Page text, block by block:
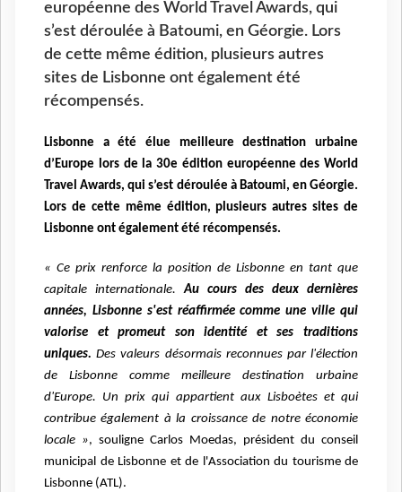
européenne des World Travel Awards, qui
s’est déroulée à Batoumi, en Géorgie. Lors
de cette même édition, plusieurs autres
sites de Lisbonne ont également été
récompensés.
Lisbonne a été élue meilleure destination urbaine
d’Europe lors de la 30e édition européenne des World
Travel Awards, qui s’est déroulée à Batoumi, en Géorgie.
Lors de cette même édition, plusieurs autres sites de
Lisbonne ont également été récompensés.
« Ce prix renforce la position de Lisbonne en tant que
capitale internationale. Au cours des deux dernières
années, Lisbonne s'est réaffirmée comme une ville qui
valorise et promeut son identité et ses traditions
uniques. Des valeurs désormais reconnues par l'élection
de Lisbonne comme meilleure destination urbaine
d'Europe. Un prix qui appartient aux Lisboètes et qui
contribue également à la croissance de notre économie
locale », souligne Carlos Moedas, président du conseil
municipal de Lisbonne et de l'Association du tourisme de
Lisbonne (ATL).